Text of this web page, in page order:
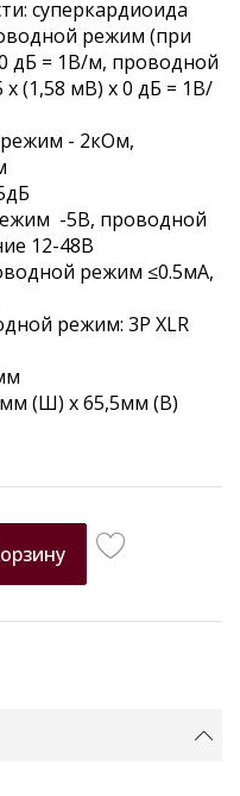
суперкардиоида
режим (при
дБ = 1В/м, проводной
(1,58 мВ) х 0 дБ = 1В/
- 2кОм,
-5В, проводной
12-48В
режим ≤0.5мA,
режим: 3P XLR
(Ш) х 65,5мм (В)